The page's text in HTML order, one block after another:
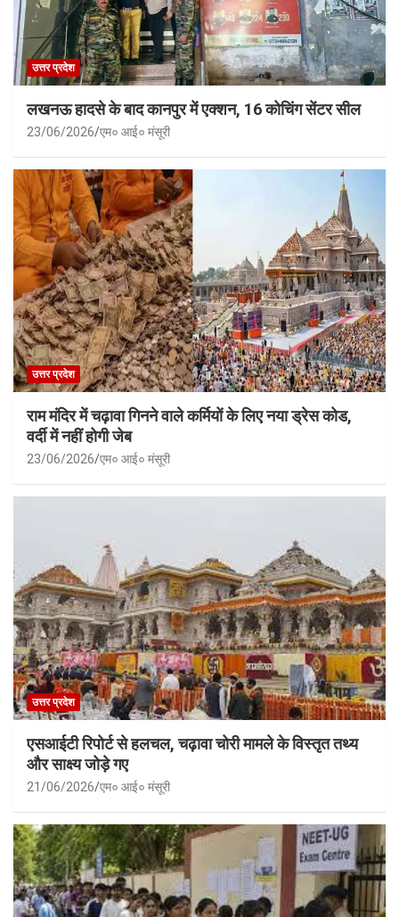
उत्तर प्रदेश
लखनऊ हादसे के बाद कानपुर में एक्शन, 16 कोचिंग सेंटर सील
23/06/2026 एम० आई० मंसूरी
उत्तर प्रदेश
राम मंदिर में चढ़ावा गिनने वाले कर्मियों के लिए नया ड्रेस कोड,
वर्दी में नहीं होगी जेब
23/06/2026 एम० आई० मंसूरी
उत्तर प्रदेश
एसआईटी रिपोर्ट से हलचल, चढ़ावा चोरी मामले के विस्तृत तथ्य
और साक्ष्य जोड़े गए
21/06/2026 एम० आई० मंसूरी